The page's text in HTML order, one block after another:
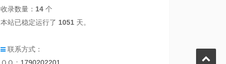
收录数量： 14个
本站已稳定运行了 1051天。
联系方式：